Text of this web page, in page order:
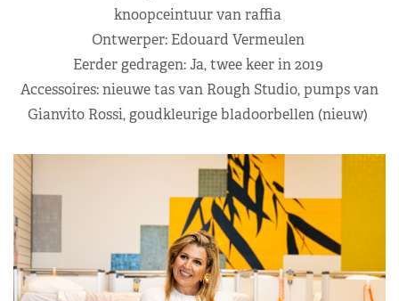
knoopceintuur van raffia
Ontwerper: Edouard Vermeulen
Eerder gedragen: Ja, twee keer in 2019
Accessoires: nieuwe tas van Rough Studio, pumps van
Gianvito Rossi, goudkleurige bladoorbellen (nieuw)